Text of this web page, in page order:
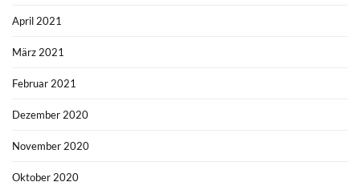
April 2021
März 2021
Februar 2021
Dezember 2020
November 2020
Oktober 2020